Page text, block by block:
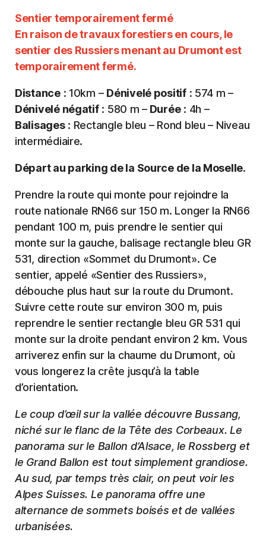
Sentier temporairement fermé
En raison de travaux forestiers en cours, le
sentier des Russiers menant au Drumont est
temporairement fermé.
Distance: 10km – Dénivelé positif: 574 m –
Dénivelé négatif: 580 m – Durée: 4h –
Balisages: Rectangle bleu – Rond bleu – Niveau
intermédiaire.
Départ au parking de la Source de la Moselle.
Prendre la route qui monte pour rejoindre la
route nationale RN66 sur 150 m. Longer la RN66
pendant 100 m, puis prendre le sentier qui
monte sur la gauche, balisage rectangle bleu GR
531, direction «Sommet du Drumont». Ce
sentier, appelé «Sentier des Russiers»,
débouche plus haut sur la route du Drumont.
Suivre cette route sur environ 300 m, puis
reprendre le sentier rectangle bleu GR 531 qui
monte sur la droite pendant environ 2 km. Vous
arriverez enfin sur la chaume du Drumont, où
vous longerez la crête jusqu’à la table
d’orientation.
Le coup d’œil sur la vallée découvre Bussang,
niché sur le flanc de la Tête des Corbeaux. Le
panorama sur le Ballon d’Alsace, le Rossberg et
le Grand Ballon est tout simplement grandiose.
Au sud, par temps très clair, on peut voir les
Alpes Suisses. Le panorama offre une
alternance de sommets boisés et de vallées
urbanisées.